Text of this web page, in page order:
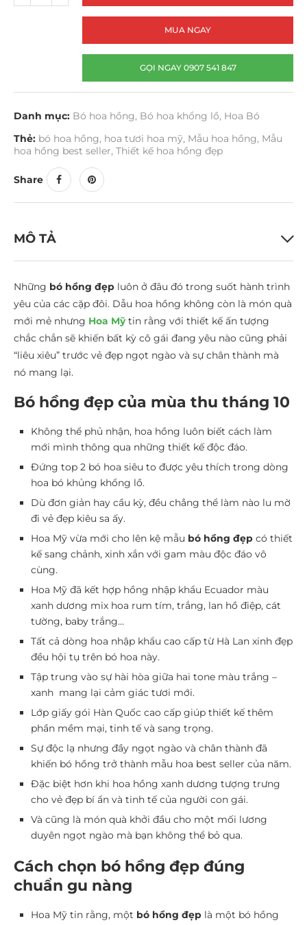
MUA NGAY
GỌI NGAY 0907 541 847
Danh mục: Bó hoa hồng, Bó hoa khổng lồ, Hoa Bó
Thẻ: bó hoa hồng, hoa tươi hoa mỹ, Mẫu hoa hồng, Mẫu
hoa hồng best seller, Thiết kế hoa hồng đẹp
Share
MÔ TẢ
Những bó hồng đẹp luôn ở đâu đó trong suốt hành trình
yêu của các cặp đôi. Dẫu hoa hồng không còn là món quà
mới mẻ nhưng Hoa Mỹtin rằng với thiết kế ấn tượng
chắc chắn sẽ khiến bất kỳ cô gái đang yêu nào cũng phải
“liêu xiêu” trước vẻ đẹp ngọt ngào và sự chân thành mà
nó mang lại.
Bó hồng đẹp của mùa thu tháng 10
Không thể phủ nhận, hoa hồng luôn biết cách làm
mới mình thông qua những thiết kế độc đáo.
Đứng top 2 bó hoa siêu to được yêu thích trong dòng
hoa bó khủng khổng lồ.
Dù đơn giản hay cầu kỳ, đều chẳng thể làm nào lu mờ
đi vẻ đẹp kiêu sa ấy.
Hoa Mỹ vừa mới cho lên kệ mẫu bó hồng đẹp có thiết
kế sang chảnh, xinh xắn với gam màu độc đáo vô
cùng.
Hoa Mỹ đã kết hợp hồng nhập khẩu Ecuador màu
xanh dương mix hoa rum tím, trắng, lan hồ điệp, cát
tường, baby trắng…
Tất cả dòng hoa nhập khẩu cao cấp từ Hà Lan xinh đẹp
đều hội tụ trên bó hoa này.
Tập trung vào sự hài hòa giữa hai tone màu trắng –
xanh mang lại cảm giác tươi mới.
Lớp giấy gói Hàn Quốc cao cấp giúp thiết kế thêm
phần mềm mại, tinh tế và sang trọng.
Sự độc lạ nhưng đầy ngọt ngào và chân thành đã
khiến bó hồng trở thành mẫu hoa best seller của năm.
Đặc biệt hơn khi hoa hồng xanh dương tượng trưng
cho vẻ đẹp bí ẩn và tinh tế của người con gái.
Và cũng là món quà khởi đầu cho một mối lương
duyên ngọt ngào mà bạn không thể bỏ qua.
Cách chọn bó hồng đẹp đúng
chuẩn gu nàng
Hoa Mỹ tin rằng, một bó hồng đẹp là một bó hồng